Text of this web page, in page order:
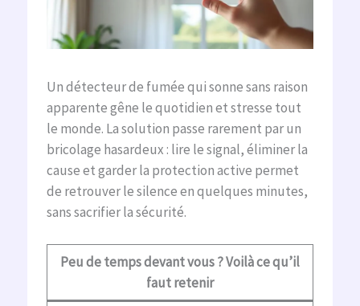
Un détecteur de fumée qui sonne sans raison
apparente gêne le quotidien et stresse tout
le monde. La solution passe rarement par un
bricolage hasardeux : lire le signal, éliminer la
cause et garder la protection active permet
de retrouver le silence en quelques minutes,
sans sacrifier la sécurité.
Peu de temps devant vous ? Voilà ce qu’il
faut retenir